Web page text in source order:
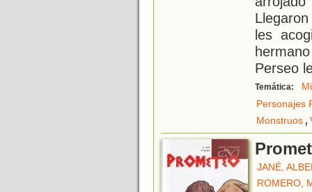
les
Perseo
Temática:
Personajes
Monstruos,
JANÉ,
ROMERO,